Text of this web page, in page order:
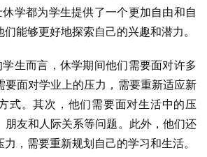
学都为学生提供了一个更加自由和自
能够更好地探索自己的兴趣和潜力。
生而言，休学期间他们需要面对许多
要面对学业上的压力，需要重新适应新
式。其次，他们需要面对生活中的压
朋友和人际关系等问题。此外，他们还
，需要重新规划自己的学习和生活。